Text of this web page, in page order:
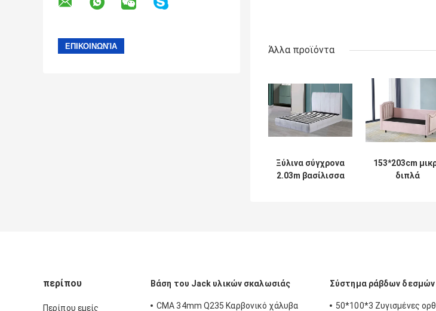
Άλλα προϊόντα
Ξύλινα σύγχρονα
2.03m βασίλισσα
153*203cm
διπλά
περίπου
Περίπου εμείς
Βάση του Jack υλικών σκαλωσιάς
CMA 34mm Q235 Καρβονικό χάλυβα
Σύστημα ράβδων δεσμών
50*100*3 Ζυγισμένες